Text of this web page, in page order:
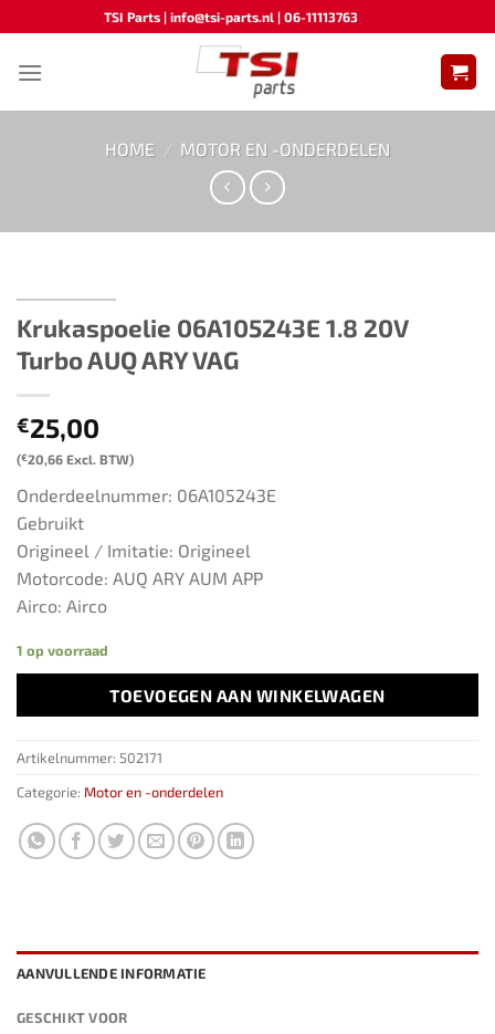
naar
inhoud
TSI Parts | info@tsi-parts.nl | 06-11113763
HOME / MOTOR EN -ONDERDELEN
Krukaspoelie ​​06A105243E​ ​​​1.8 20V
Turbo AUQ ARY VAG
€25,00
(€20,66 Excl. BTW)
Onderdeelnummer: 06A105243E
Gebruikt
Origineel / Imitatie: Origineel
Motorcode: AUQ ARY AUM APP
Airco: Airco
1 op voorraad
TOEVOEGEN AAN WINKELWAGEN
Artikelnummer: 502171
Categorie: Motor en -onderdelen
AANVULLENDE INFORMATIE
GESCHIKT VOOR